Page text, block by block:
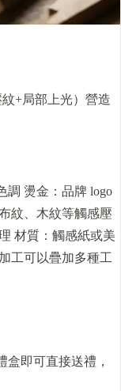
+局部上光）營造
調 燙金：品牌 logo
紋、木紋等觸感壓
材質：觸感紙或美
工可以疊加多種工
即可直接送禮，